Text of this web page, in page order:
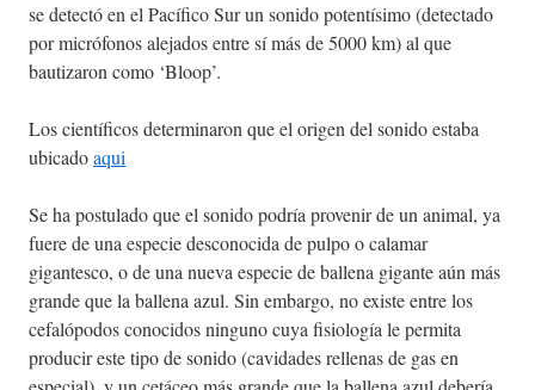
se detectó en el Pacífico Sur un sonido potentísimo (detectado
por micrófonos alejados entre sí más de 5000 km) al que
bautizaron como ‘Bloop’.
Los científicos determinaron que el origen del sonido estaba
ubicadoaqui
Se ha postulado que el sonido podría provenir de un animal, ya
fuere de una especie desconocida de pulpo o calamar
gigantesco, o de una nueva especie de ballena gigante aún más
grande que la ballena azul. Sin embargo, no existe entre los
cefalópodos conocidos ninguno cuya fisiología le permita
producir este tipo de sonido (cavidades rellenas de gas en